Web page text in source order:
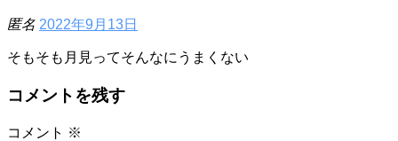
匿名 2022年9月13日
そもそも月見ってそんなにうまくない
コメントを残す
コメント ※